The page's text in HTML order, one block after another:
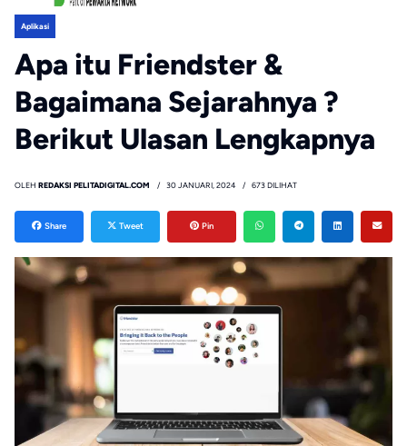
Aplikasi
Apa itu Friendster &
Bagaimana Sejarahnya ?
Berikut Ulasan Lengkapnya
OLEH REDAKSI PELITADIGITAL.COM 30 JANUARI, 2024 673 DILIHAT
Share Tweet Pin